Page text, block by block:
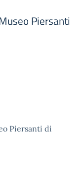
Piersanti
Piersanti di